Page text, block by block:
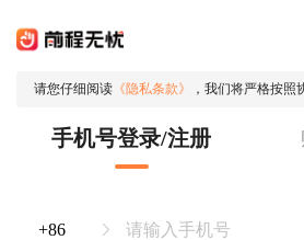
请您仔细阅读 《隐私条款》 ，我们将严格按照
手机号登录/注册